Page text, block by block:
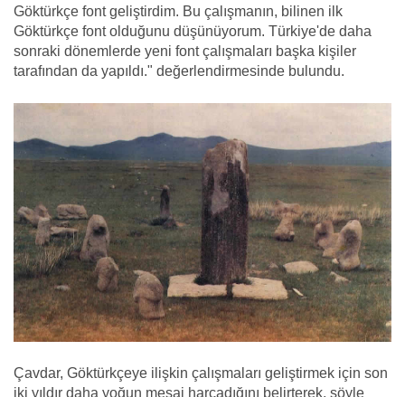
Göktürkçe font geliştirdim. Bu çalışmanın, bilinen ilk
Göktürkçe font olduğunu düşünüyorum. Türkiye'de daha
sonraki dönemlerde yeni font çalışmaları başka kişiler
tarafından da yapıldı." değerlendirmesinde bulundu.
Çavdar, Göktürkçeye ilişkin çalışmaları geliştirmek için son
iki yıldır daha yoğun mesai harcadığını belirterek, şöyle